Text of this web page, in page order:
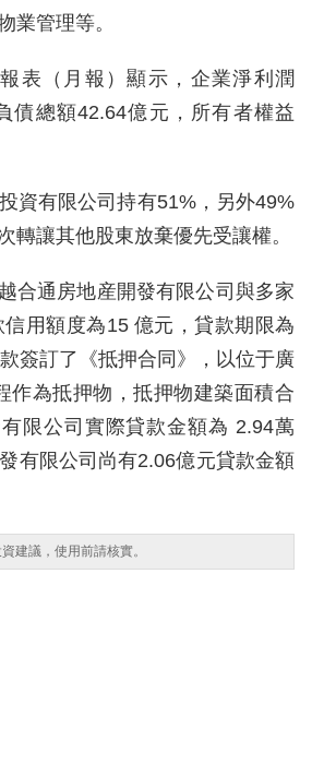
業管理等。
表（月報）顯示，企業淨利潤
債總額42.64億元，所有者權益
資有限公司持有51%，另外49%
轉讓其他股東放棄優先受讓權。
合通房地産開發有限公司與多家
用額度為15 億元，貸款期限為
簽訂了《抵押合同》，以位于廣
作為抵押物，抵押物建築面積合
限公司實際貸款金額為 2.94萬
有限公司尚有2.06億元貸款金額
建議，使用前請核實。